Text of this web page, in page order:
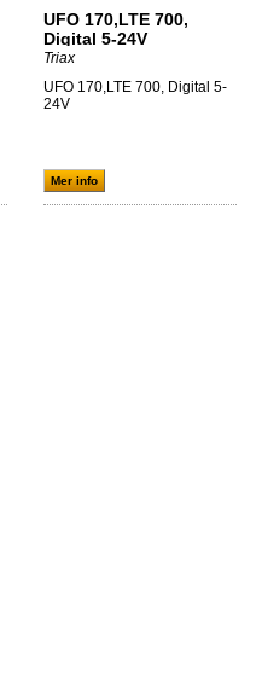
UFO 170,LTE 700,
Digital 5-24V
Triax
UFO 170,LTE 700, Digital 5-
24V
Mer info